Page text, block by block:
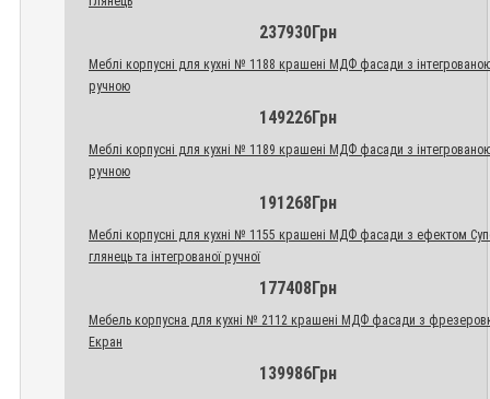
237930Грн
Меблі корпусні для кухні № 1188 крашені МДФ фасади з
ручною
149226Грн
Меблі корпусні для кухні № 1189 крашені МДФ фасади з
ручною
191268Грн
Меблі корпусні для кухні № 1155 крашені МДФ фасади з ефектом
глянець та інтегрованої ручної
177408Грн
Мебель корпусна для кухні № 2112 крашені МДФ фасади з
Екран
139986Грн